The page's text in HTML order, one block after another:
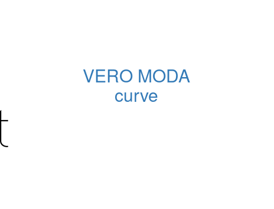
VERO MODA
curve